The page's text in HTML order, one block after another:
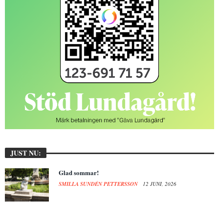
JUST NU:
Glad sommar!
SMILLA SUNDÉN PETTERSSON 12 JUNI, 2026